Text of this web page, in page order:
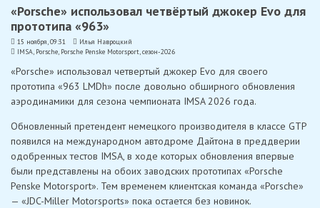
«Porsche» использовал четвёртый джокер Evo для
прототипа «963»
15 ноября, 09:31
Илья Навроцкий
IMSA Porsche Porsche Penske Motorsport сезон-2026
«Porsche» использовал четвертый джокер Evo для своего
прототипа «963 LMDh» после довольно обширного обновления
аэродинамики для сезона чемпионата IMSA 2026 года.
Обновленный претендент немецкого производителя в классе GTP
появился на международном автодроме Дайтона в преддверии
одобренных тестов IMSA, в ходе которых обновления впервые
были представлены на обоих заводских прототипах «Porsche
Penske Motorsport». Тем временем клиентская команда «Porsche»
— «JDC-Miller Motorsports» пока остается без новинок.